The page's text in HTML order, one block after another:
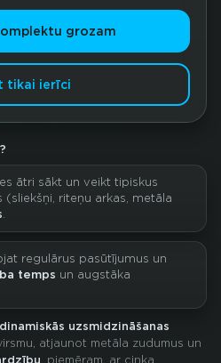
grozam
tikai ierīci
ātri sākt un veikt tipiskus
riteņu arkas, metāla
.
regulārus pasūtījumus un
temps un augstāka
uzsmidzināšanas
atjaunot metāla zudumus un
, piemēram, ar cinka